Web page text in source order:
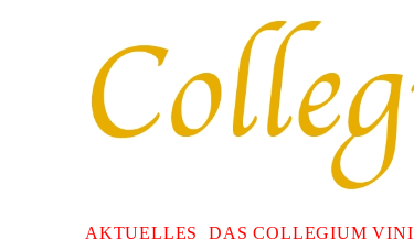
AKTUELLES DAS COLLEGIUM VINI